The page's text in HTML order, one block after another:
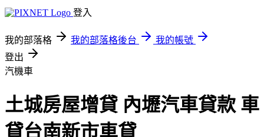
登入
我的部落格 我的部落格後台
我的帳號
登出
汽機車
土城房屋增貸 內壢汽車貸款 車
貸台南新市車貸